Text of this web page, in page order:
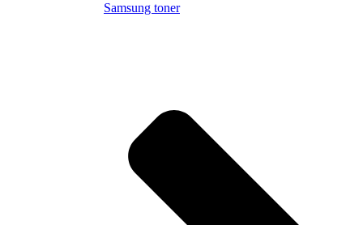
Samsung toner